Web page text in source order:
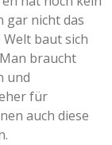
gar nicht das
baut sich
braucht
und
für
auch diese